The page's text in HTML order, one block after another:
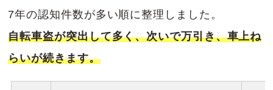
7年の認知件数が多い順に整理しました。
自転車盗が突出して多く、次いで万引き、車上ね
らいが続きます。